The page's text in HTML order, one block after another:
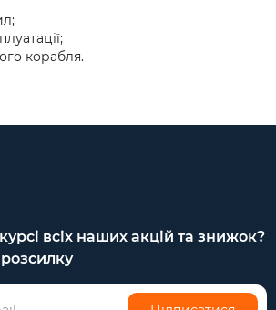
корабля.
всіх наших акцій та знижок?